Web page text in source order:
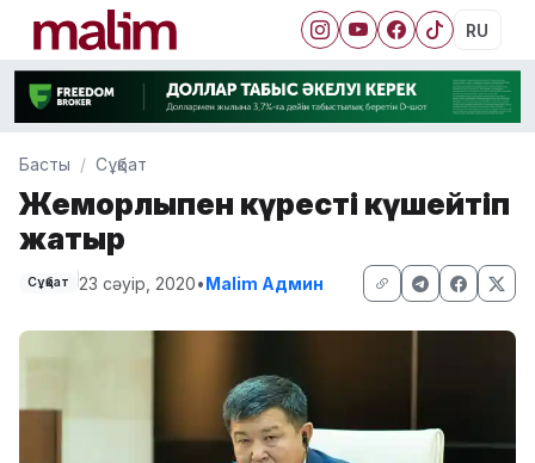
RU
Басты Сұқбат
Жемқорлықпен күресті күшейтіп
жатыр
Сұқбат 23 сәуір, 2020•Malim Админ